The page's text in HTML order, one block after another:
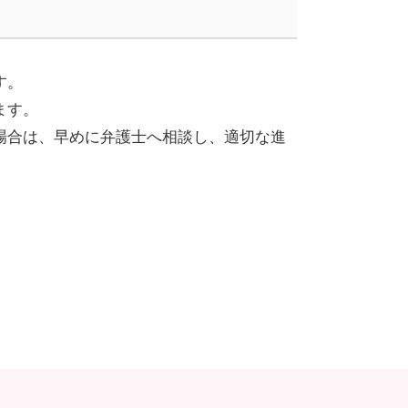
。
は、早めに弁護士へ相談し、適切な進